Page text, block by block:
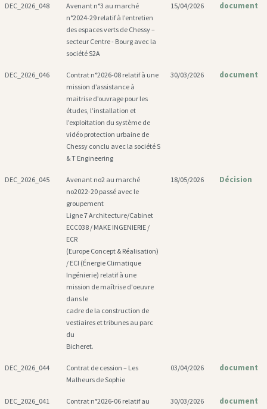
DEC_2026_048
Avenant n°3 au marché
n°2024-29 relatif à l’entretien
des espaces verts de Chessy –
secteur Centre - Bourg avec la
société S2A
15/04/2026 document
DEC_2026_046
Contrat n°2026-08 relatif à une
mission d’assistance à
maitrise d’ouvrage pour les
études, l’installation et
l’exploitation du système de
vidéo protection urbaine de
Chessy conclu avec la société S
& T Engineering
30/03/2026 document
DEC_2026_045
Avenant no2 au marché
no2022-20 passé avec le
groupement
Ligne 7 Architecture/Cabinet
ECC038 / MAKE INGENIERIE /
ECR
(Europe Concept & Réalisation)
/ ECI (Énergie Climatique
Ingénierie) relatif à une
mission de maîtrise d'oeuvre
dans le
cadre de la construction de
vestiaires et tribunes au parc
du
Bicheret.
18/05/2026 Décision
DEC_2026_044
Contrat de cession – Les
Malheurs de Sophie
03/04/2026 document
DEC_2026_041
Contrat n°2026-06 relatif au
30/03/2026 document